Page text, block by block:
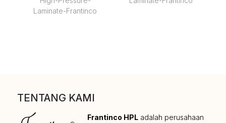
Laminate-Frantinco
TENTANG KAMI
Frantinco HPL adalah perusahaan